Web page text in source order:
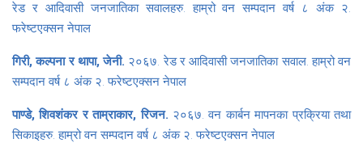
रेड र आदिवासी जनजातिका सवालहरु. हाम्रो वन सम्पदान वर्ष ८ अंक २.
फरेष्टएक्सन नेपाल
गिरी, कल्पना र थापा, जेनी. २०६७. रेड र आदिवासी जनजातिका सवाल. हाम्रो वन
सम्पदान वर्ष ८ अंक २. फरेष्टएक्सन नेपाल
पाण्डे, शिवशंकर र ताम्राकार, रिजन. २०६७. वन कार्बन मापनका प्रक्रिया तथा
सिकाइहरु. हाम्रो वन सम्पदान वर्ष ८ अंक २. फरेष्टएक्सन नेपाल